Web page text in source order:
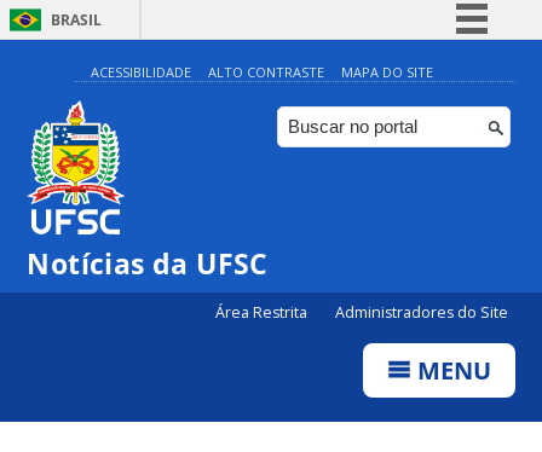
BRASIL
Simplifique!
Comunica BR
Participe
ACESSIBILIDADE ALTO CONTRASTE MAPA DO SITE
Notícias da UFSC
Área Restrita Administradores do Site
MENU